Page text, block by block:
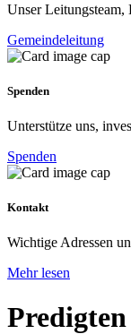
Unser Leitungsteam,
Gemeindeleitung
Spenden
Unterstütze uns,
Spenden
Kontakt
Wichtige Adressen
Mehr lesen